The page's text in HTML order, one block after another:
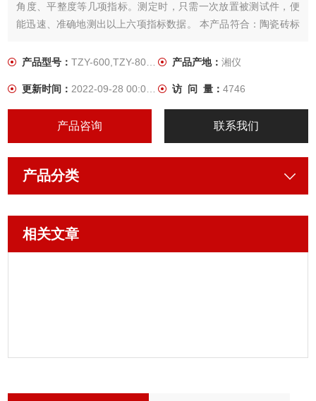
角度、平整度等几项指标。测定时，只需一次放置被测试件，便
能迅速、准确地测出以上六项指标数据。 本产品符合：陶瓷砖标
求。它是陶瓷砖生产厂家和质量检测部门理想的检测仪器。
产品型号：TZY-600,TZY-800,TZY-1000 产品产地： 湘仪
更新时间：2022-09-28 00:00:00 访 问 量： 4746
产品咨询 联系我们
产品分类
相关文章